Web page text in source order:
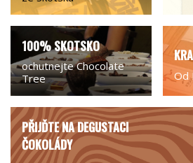
100% SKOTSKO
ochutnejte Chocolate
Tree
Od
PŘIJĎTE NA DEGUSTACI
ČOKOLÁDY